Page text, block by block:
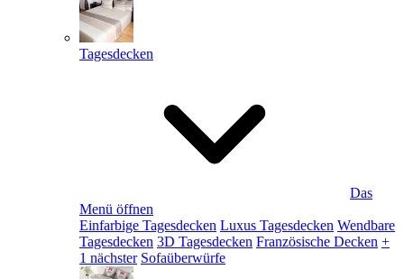
Tagesdecken
Das
Menü öffnen
Einfarbige Tagesdecken Luxus Tagesdecken Wendbare
Tagesdecken 3D Tagesdecken Französische Decken +
1 nächster Sofaüberwürfe